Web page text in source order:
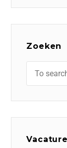
Zoeken